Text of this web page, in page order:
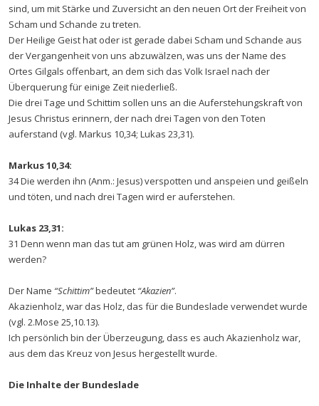
sind, um mit Stärke und Zuversicht an den neuen Ort der Freiheit von
Scham und Schande zu treten.
Der Heilige Geist hat oder ist gerade dabei Scham und Schande aus
der Vergangenheit von uns abzuwälzen, was uns der Name des
Ortes Gilgals offenbart, an dem sich das Volk Israel nach der
Überquerung für einige Zeit niederließ.
Die drei Tage und Schittim sollen uns an die Auferstehungskraft von
Jesus Christus erinnern, der nach drei Tagen von den Toten
auferstand (vgl. Markus 10,34; Lukas 23,31).
Markus 10,34:
34 Die werden ihn (Anm.: Jesus) verspotten und anspeien und geißeln
und töten, und nach drei Tagen wird er auferstehen.
Lukas 23,31:
31 Denn wenn man das tut am grünen Holz, was wird am dürren
werden?
Der Name “Schittim”bedeutet “Akazien”.
Akazienholz, war das Holz, das für die Bundeslade verwendet wurde
(vgl. 2.Mose 25,10.13).
Ich persönlich bin der Überzeugung, dass es auch Akazienholz war,
aus dem das Kreuz von Jesus hergestellt wurde.
Die Inhalte der Bundeslade